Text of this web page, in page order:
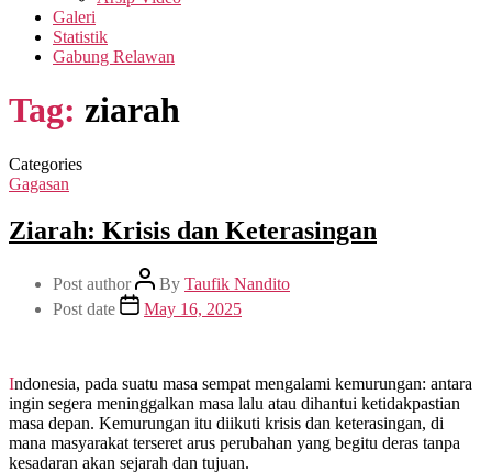
Galeri
Statistik
Gabung Relawan
Tag: ziarah
Categories
Gagasan
Ziarah: Krisis dan Keterasingan
Post author By Taufik Nandito
Post date
May 16, 2025
Indonesia, pada suatu masa sempat mengalami kemurungan: antara
ingin segera meninggalkan masa lalu atau dihantui ketidakpastian
masa depan. Kemurungan itu diikuti krisis dan keterasingan, di
mana masyarakat terseret arus perubahan yang begitu deras tanpa
kesadaran akan sejarah dan tujuan.